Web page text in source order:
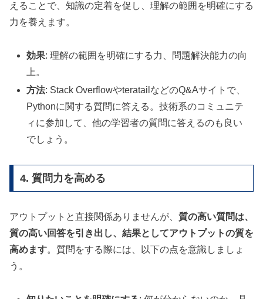
えることで、知識の定着を促し、理解の範囲を明確にする
力を養えます。
効果: 理解の範囲を明確にする力、問題解決能力の向
上。
方法: Stack OverflowやteratailなどのQ&Aサイトで、
Pythonに関する質問に答える。技術系のコミュニテ
ィに参加して、他の学習者の質問に答えるのも良い
でしょう。
4. 質問力を高める
アウトプットと直接関係ありませんが、 質の高い質問は、
質の高い回答を引き出し、結果としてアウトプットの質を
高めます。質問をする際には、以下の点を意識しましょ
う。